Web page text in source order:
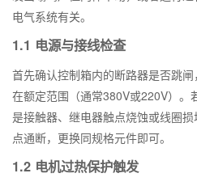
电气系统有关。
1.1 电源与接线检查
首先确认控制箱内的断路器是否跳
在额定范围（通常380V或220V）。
是接触器、继电器触点烧蚀或线圈
点通断，更换同规格元件即可。
1.2 电机过热保护触发